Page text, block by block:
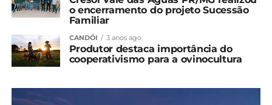
o encerramento do projeto Sucessão
Familiar
CANDÓI 3 anos ago
Produtor destaca importância do
cooperativismo para a ovinocultura